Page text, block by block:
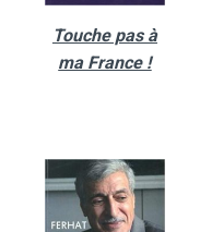
Touche pas à
ma France !